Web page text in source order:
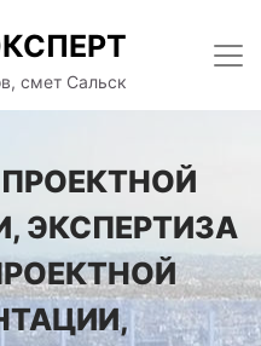
смет Сальск
ЭКСПЕРТИЗА